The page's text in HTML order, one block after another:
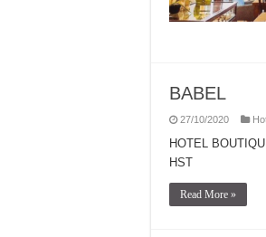
BABEL
27/10/2020
HOTEL
HST
Read More »